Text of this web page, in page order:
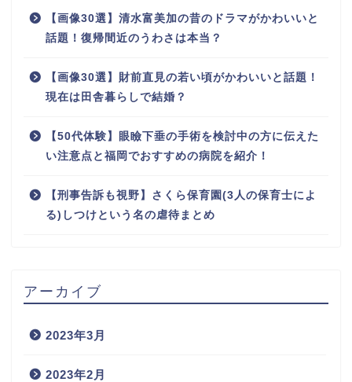
【画像30選】清水富美加の昔のドラマがかわいいと
話題！復帰間近のうわさは本当？
【画像30選】財前直見の若い頃がかわいいと話題！
現在は田舎暮らしで結婚？
【50代体験】眼瞼下垂の手術を検討中の方に伝えた
い注意点と福岡でおすすめの病院を紹介！
【刑事告訴も視野】さくら保育園(3人の保育士によ
る)しつけという名の虐待まとめ
アーカイブ
2023年3月
2023年2月